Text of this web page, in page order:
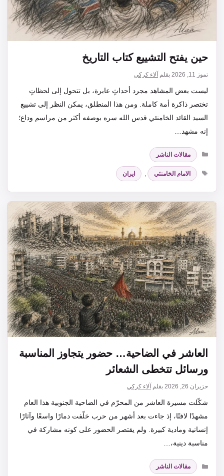
حين يفتح التشييع كتاب التاريخ
تموز 11, 2026 بقلم آلاء كركي
ليست بعض المشاهد مجرد أحداثٍ عابرة، بل تتحول إلى لحظاتٍ
تختصر ذاكرة أمة كاملة. ومن هذا المنطلق، يمكن النظر إلى تشييع
السيد القائد الخامنئي قدس الله سره بوصفه أكثر من مراسم وداع؛
إنه مشهد…
التصنيفات
مقالات الناشر
الوسوم
الامام الخامنئي , ايران
العاشر في الضاحية… حضور يتجاوز المناسبة
ورسائل تتخطى الشعائر
حزيران 26, 2026 بقلم آلاء كركي
شكّلت مسيرة العاشر من المحرّم في الضاحية الجنوبية هذا العام
مشهدًا لافتًا، إذ جاءت بعد أشهر من حرب خلّفت دمارًا واسعًا وآثارًا
إنسانية ومادية كبيرة. ولم يقتصر الحضور على كونه مشاركة في
مناسبة دينية،…
التصنيفات
مقالات الناشر